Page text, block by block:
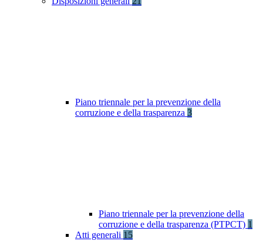
Piano triennale per la prevenzione della
corruzione e della trasparenza 3
Piano triennale per la prevenzione della
corruzione e della trasparenza (PTPCT) 1
Atti generali 15